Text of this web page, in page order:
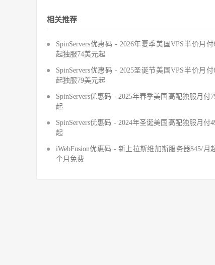
相关推荐
SpinServers优惠码 - 2026年夏季美国VPS半价月
起独服74美元起
SpinServers优惠码 - 2025圣诞节美国VPS半价月
起独服79美元起
SpinServers优惠码 - 2025年春季美国高配独服月付
起
SpinServers优惠码 - 2024年圣诞美国高配独服月付
起
iWebFusion优惠码 - 新上拉斯维加斯服务器$45/月
个月免费